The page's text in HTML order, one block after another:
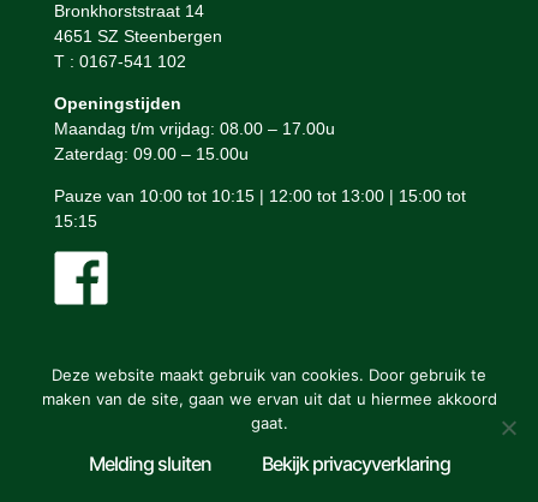
Bronkhorststraat 14
4651 SZ Steenbergen
T : 0167-541 102
Openingstijden
Maandag t/m vrijdag: 08.00 – 17.00u
Zaterdag: 09.00 – 15.00u
Pauze van 10:00 tot 10:15 | 12:00 tot 13:00 | 15:00 tot
15:15
Vermeulen Steenbergen
Deze website maakt gebruik van cookies. Door gebruik te
maken van de site, gaan we ervan uit dat u hiermee akkoord
gaat.
Melding sluiten Bekijk privacyverklaring